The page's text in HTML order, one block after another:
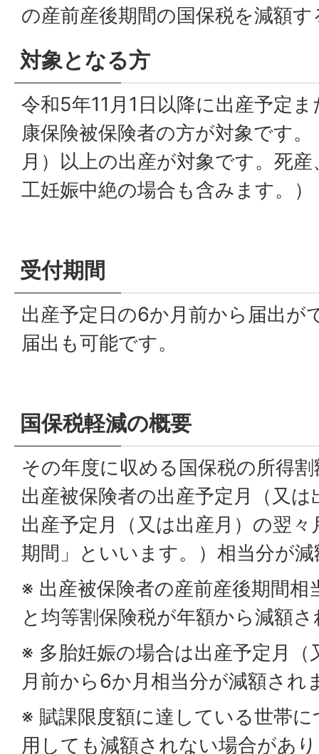
の産前産後期間の国保税を減額
対象となる方
令和5年11月1日以降に出産予定
康保険被保険者の方が対象です
月）以上の出産が対象です。死
工妊娠中絶の場合も含みます。）
受付期間
出産予定日の6か月前から届出が
届出も可能です。
国保税軽減の概要
その年度に収める国保税の所得
出産被保険者の出産予定月（又
出産予定月（又は出産月）の翌
期間」といいます。）相当分が
※ 出産被保険者の産前産後期間相
と均等割保険税が年額から減額
※ 多胎妊娠の場合は出産予定月
月前から6か月相当分が減額され
※ 賦課限度額に達している世帯
用しても減額されない場合があ